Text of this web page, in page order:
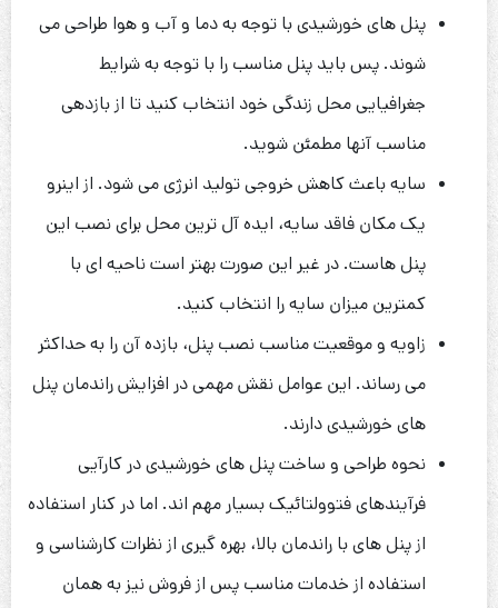
پنل های خورشیدی با توجه به دما و آب و هوا طراحی می
شوند. پس باید پنل مناسب را با توجه به شرایط
جغرافیایی محل زندگی خود انتخاب کنید تا از بازدهی
مناسب آنها مطمئن شوید.
سایه باعث کاهش خروجی تولید انرژی می شود. از اینرو
یک مکان فاقد سایه، ایده آل ترین محل برای نصب این
پنل هاست. در غیر این صورت بهتر است ناحیه ای با
کمترین میزان سایه را انتخاب کنید.
زاویه و موقعیت مناسب نصب پنل، بازده آن را به حداکثر
می رساند. این عوامل نقش مهمی در افزایش راندمان پنل
های خورشیدی دارند.
نحوه طراحی و ساخت پنل های خورشیدی در کارآیی
فرآیندهای فتوولتائیک بسیار مهم اند. اما در کنار استفاده
از پنل های با راندمان بالا، بهره گیری از نظرات کارشناسی و
استفاده از خدمات مناسب پس از فروش نیز به همان